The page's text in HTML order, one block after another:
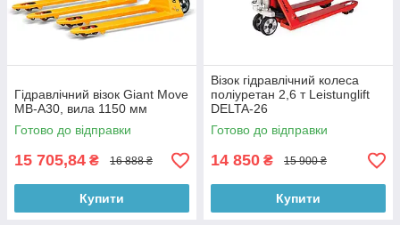
Гідравлічний візок Giant Move
MB-A30, вила 1150 мм
Готово до відправки
15 705,84 ₴ 16 888 ₴
Купити
Візок гідравлічний колеса
поліуретан 2,6 т Leistunglift
DELTA-26
Готово до відправки
14 850 ₴ 15 900 ₴
Купити